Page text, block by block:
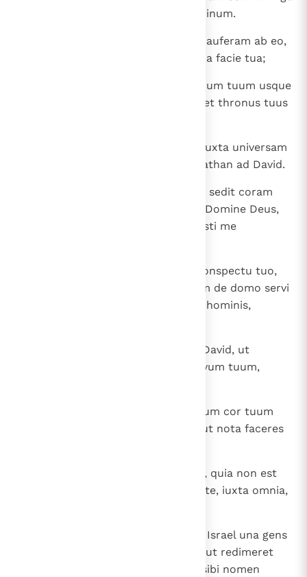
virorum et in plagis filiorum hominum.
Misericordiam autem meam non auferam ab eo,
sicut abstuli a Saul, quem amovi a facie tua;
et stabilis erit domus tua et regnum tuum usque
in aeternum ante faciem meam, et thronus tuus
Secundum omnia verba haec et iuxta universam
visionem istam sic locutus est Nathan ad David.
Ingressus est autem rex David et sedit coram
Domino et dixit: " Quis ego sum, Domine Deus,
et quae domus mea, quia adduxisti me
Sed et hoc parum visum est in conspectu tuo,
Domine Deus, et locutus es etiam de domo servi
tui in longinquum, et ista est lex hominis,
Quid ergo addere poterit adhuc David, ut
loquatur ad te? Tu enim scis servum tuum,
Propter verbum tuum et secundum cor tuum
fecisti omnia magnalia haec, ita ut nota faceres
Idcirco magnus es, Domine Deus, quia non est
similis tui; neque est Deus extra te, iuxta omnia,
Quae est autem ut populus tuus Israel una gens
in terra, propter quam ivit Deus, ut redimeret
eam sibi in populum et poneret sibi nomen